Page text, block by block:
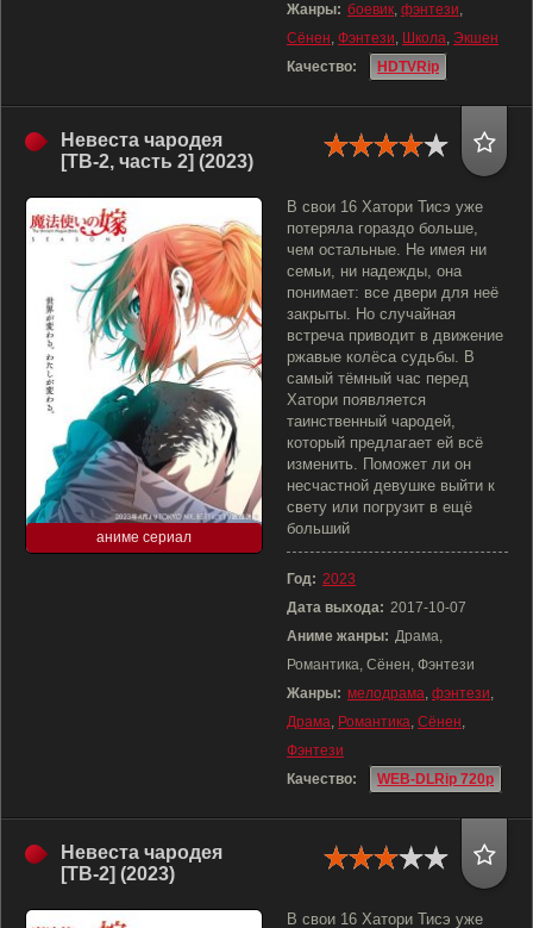
Жанры: боевик, фэнтези,
Сёнен, Фэнтези, Школа, Экшен
Качество:
HDTVRip
Невеста чародея
[ТВ-2, часть 2] (2023)
аниме сериал
В свои 16 Хатори Тисэ уже
потеряла гораздо больше,
чем остальные. Не имея ни
семьи, ни надежды, она
понимает: все двери для неё
закрыты. Но случайная
встреча приводит в движение
ржавые колёса судьбы. В
самый тёмный час перед
Хатори появляется
таинственный чародей,
который предлагает ей всё
изменить. Поможет ли он
несчастной девушке выйти к
свету или погрузит в ещё
больший
Год: 2023
Дата выхода: 2017-10-07
Аниме жанры: Драма,
Романтика, Сёнен, Фэнтези
Жанры: мелодрама, фэнтези,
Драма, Романтика, Сёнен,
Фэнтези
Качество:
WEB-DLRip 720p
Невеста чародея
[ТВ-2] (2023)
В свои 16 Хатори Тисэ уже